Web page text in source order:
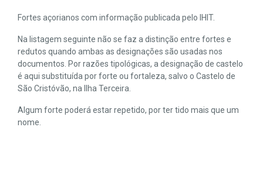
Fortes açorianos com informação publicada pelo IHIT.
Na listagem seguinte não se faz a distinção entre fortes e
redutos quando ambas as designações são usadas nos
documentos. Por razões tipológicas, a designação de castelo
é aqui substituída por forte ou fortaleza, salvo o Castelo de
São Cristóvão, na Ilha Terceira.
Algum forte poderá estar repetido, por ter tido mais que um
nome.